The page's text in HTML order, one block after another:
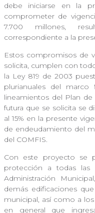
debe iniciarse en la
comprometer de
7.700 millones,
correspondiente a la
Estos compromisos de
solicita, cumplen con
la Ley 819 de 2003
plurianuales del
lineamientos del Plan de
futura que se solicita se
al 15% en la presente
de endeudamiento del
del COMFIS.
Con este proyecto se
protección a todas las
Administración
demás edificaciones
municipal, así como a
en general que